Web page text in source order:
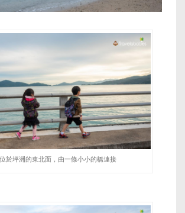
於坪洲的東北面，由一條小小的橋連接